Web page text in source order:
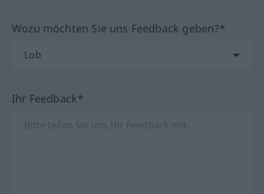
Wozu möchten Sie uns Feedback geben?*
Ihr Feedback*